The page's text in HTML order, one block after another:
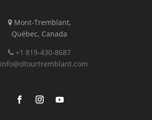
Mont-Tremblant,
Québec, Canada
+1 819-430-8687
info@dtourtremblant.com